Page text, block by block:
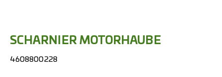
SCHARNIER MOTORHAUBE
4608800228